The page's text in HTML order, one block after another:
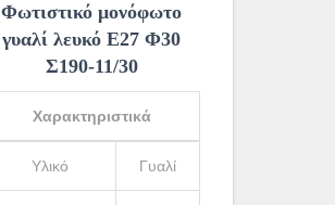
Φωτιστικό μονόφωτο
γυαλί λευκό Ε27 Φ30
Σ190-11/30
Χαρακτηριστικά
Υλικό Γυαλί